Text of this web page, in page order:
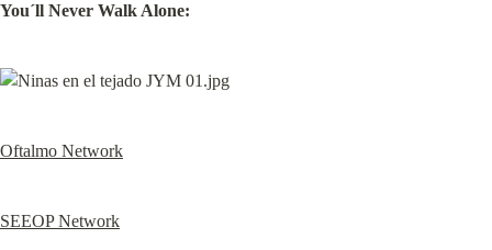
You´ll Never Walk Alone:
Oftalmo Network
SEEOP Network